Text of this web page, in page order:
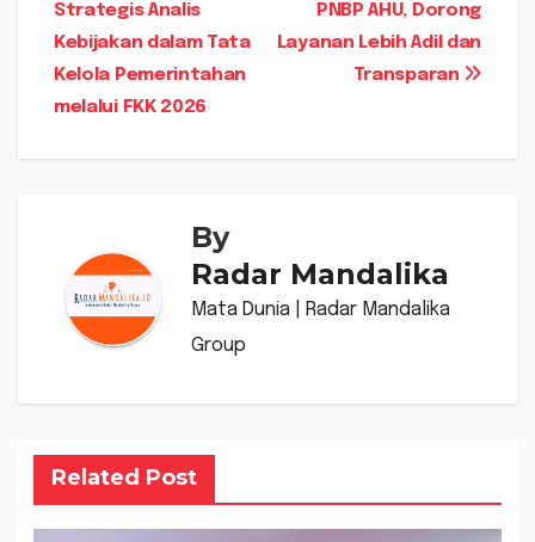
PNBP AHU, Dorong
Layanan Lebih Adil dan
Transparan
Strategis Analis
Kebijakan dalam Tata
Kelola Pemerintahan
melalui FKK 2026
By
Radar Mandalika
Mata Dunia | Radar Mandalika
Group
Related Post